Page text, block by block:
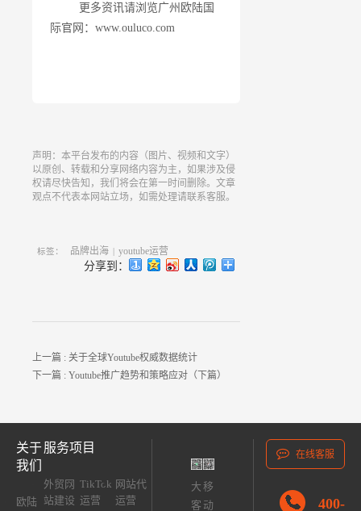
更多资讯请浏览广州欧陆国
际官网：www.ouluco.com
声明：本平台发布的内容（图片、视频和文字）
以原创、转载和分享网络内容为主，如果涉及侵
权请尽快告知，我们将会在第一时间删除。文章
观点不代表本网站立场，如需处理请联系客服。
标签： 品牌出海 youtube运营
分享到：
上一篇 : 关于全球Youtube权威数据统计
下一篇 : Youtube推广趋势和策略应对（下篇）
关于
我们
欧陆
服务项目
外贸网
站建设
TikTok
运营
网站代
运营
大
客
移
动
在线客服
400-